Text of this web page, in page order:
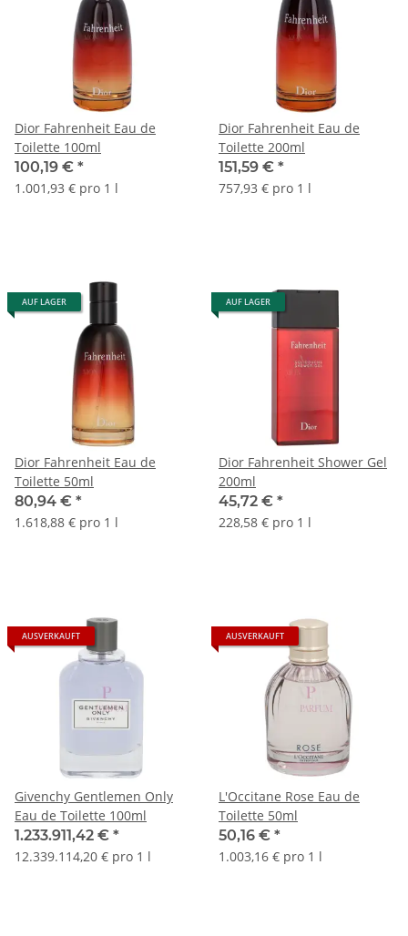
Dior Fahrenheit Eau de
Toilette 100ml
100,19 € *
1.001,93 € pro 1 l
Dior Fahrenheit Eau de
Toilette 200ml
151,59 € *
757,93 € pro 1 l
AUF LAGER
Dior Fahrenheit Eau de
Toilette 50ml
80,94 € *
1.618,88 € pro 1 l
AUF LAGER
Dior Fahrenheit Shower Gel
200ml
45,72 € *
228,58 € pro 1 l
AUSVERKAUFT
Givenchy Gentlemen Only
Eau de Toilette 100ml
1.233.911,42 € *
12.339.114,20 € pro 1 l
AUSVERKAUFT
L'Occitane Rose Eau de
Toilette 50ml
50,16 € *
1.003,16 € pro 1 l